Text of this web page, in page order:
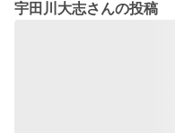
宇田川大志さんの投稿